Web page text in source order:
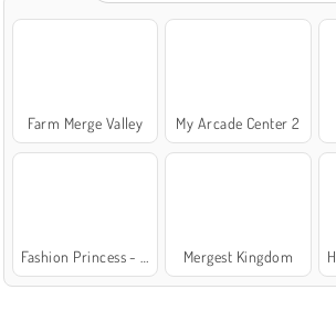
Farm Merge Valley My Arcade Center 2
Mergest Kingdom